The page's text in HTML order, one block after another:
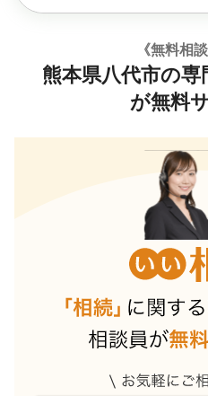
《無料相
熊本県八代市の
が無料